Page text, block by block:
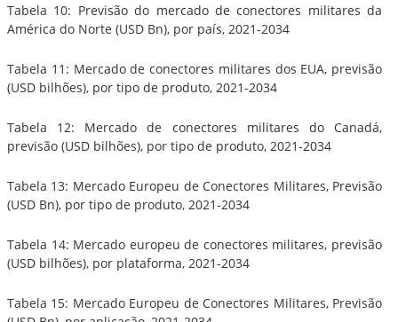
Tabela 10: Previsão do mercado de conectores militares da
América do Norte (USD Bn), por país, 2021-2034
Tabela 11: Mercado de conectores militares dos EUA, previsão
(USD bilhões), por tipo de produto, 2021-2034
Tabela 12: Mercado de conectores militares do Canadá,
previsão (USD bilhões), por tipo de produto, 2021-2034
Tabela 13: Mercado Europeu de Conectores Militares, Previsão
(USD Bn), por tipo de produto, 2021-2034
Tabela 14: Mercado europeu de conectores militares, previsão
(USD bilhões), por plataforma, 2021-2034
Tabela 15: Mercado Europeu de Conectores Militares, Previsão